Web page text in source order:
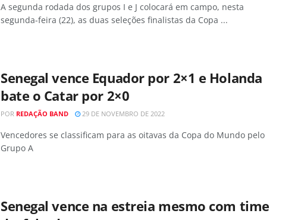
A segunda rodada dos grupos I e J colocará em campo, nesta
segunda-feira (22), as duas seleções finalistas da Copa ...
Senegal vence Equador por 2×1 e Holanda
bate o Catar por 2×0
POR REDAÇÃO BAND 29 DE NOVEMBRO DE 2022
Vencedores se classificam para as oitavas da Copa do Mundo pelo
Grupo A
Senegal vence na estreia mesmo com time